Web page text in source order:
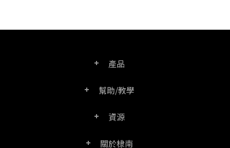
產品
PDF文電通專業版
幫助/教學
常見問題
資源
關於棣南